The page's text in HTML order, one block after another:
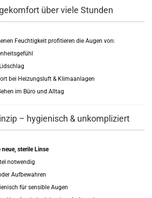
über viele Stunden
Feuchtigkeit profitieren die Augen von:
bei Heizungsluft & Klimaanlagen
im Büro und Alltag
– hygienisch & unkompliziert
neue, sterile Linse
notwendig
Aufbewahren
für sensible Augen